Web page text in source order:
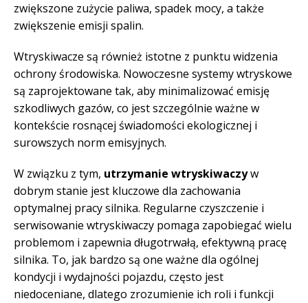
zwiększone zużycie paliwa, spadek mocy, a także
zwiększenie emisji spalin.
Wtryskiwacze są również istotne z punktu widzenia
ochrony środowiska. Nowoczesne systemy wtryskowe
są zaprojektowane tak, aby minimalizować emisję
szkodliwych gazów, co jest szczególnie ważne w
kontekście rosnącej świadomości ekologicznej i
surowszych norm emisyjnych.
W związku z tym, utrzymanie wtryskiwaczyw
dobrym stanie jest kluczowe dla zachowania
optymalnej pracy silnika. Regularne czyszczenie i
serwisowanie wtryskiwaczy pomaga zapobiegać wielu
problemom i zapewnia długotrwałą, efektywną pracę
silnika. To, jak bardzo są one ważne dla ogólnej
kondycji i wydajności pojazdu, często jest
niedoceniane, dlatego zrozumienie ich roli i funkcji